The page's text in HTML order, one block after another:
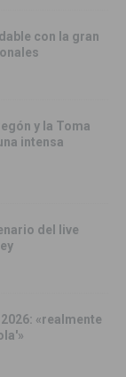
con la gran
y la Toma
intensa
del live
«realmente